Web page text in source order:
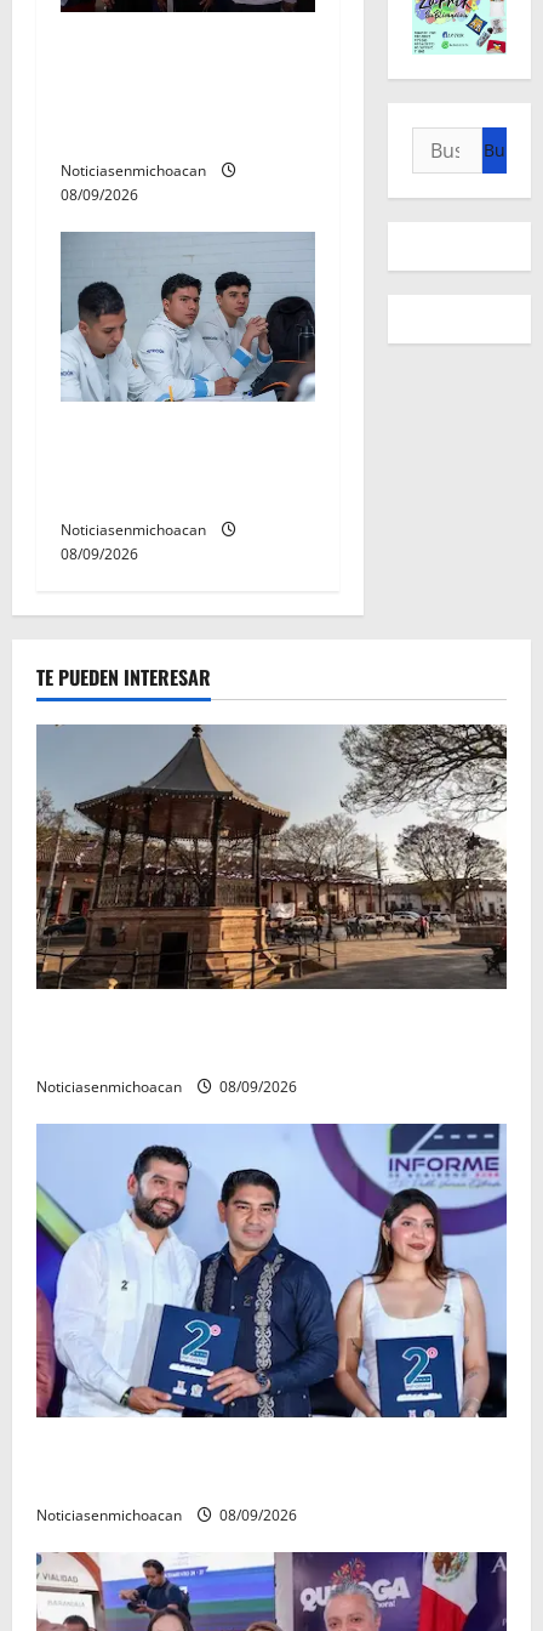
Noticiasenmichoacan
08/09/2026
Noticiasenmichoacan
08/09/2026
Buscar:
TE PUEDEN INTERESAR
Noticiasenmichoacan 08/09/2026
Noticiasenmichoacan 08/09/2026